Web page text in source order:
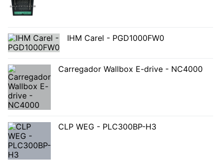
IHM Carel - PGD1000FW0
Carregador Wallbox E-drive - NC4000
CLP WEG - PLC300BP-H3